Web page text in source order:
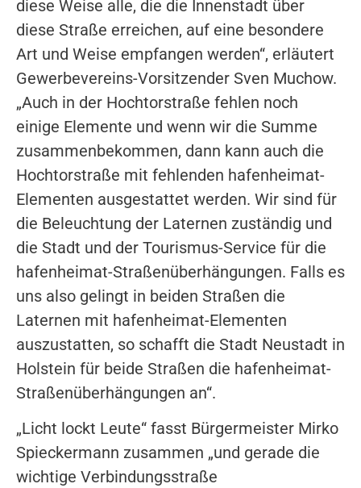
diese Weise alle, die die Innenstadt über
diese Straße erreichen, auf eine besondere
Art und Weise empfangen werden“, erläutert
Gewerbevereins-Vorsitzender Sven Muchow.
„Auch in der Hochtorstraße fehlen noch
einige Elemente und wenn wir die Summe
zusammenbekommen, dann kann auch die
Hochtorstraße mit fehlenden hafenheimat-
Elementen ausgestattet werden. Wir sind für
die Beleuchtung der Laternen zuständig und
die Stadt und der Tourismus-Service für die
hafenheimat-Straßenüberhängungen. Falls es
uns also gelingt in beiden Straßen die
Laternen mit hafenheimat-Elementen
auszustatten, so schafft die Stadt Neustadt in
Holstein für beide Straßen die hafenheimat-
Straßenüberhängungen an“.
„Licht lockt Leute“ fasst Bürgermeister Mirko
Spieckermann zusammen „und gerade die
wichtige Verbindungsstraße